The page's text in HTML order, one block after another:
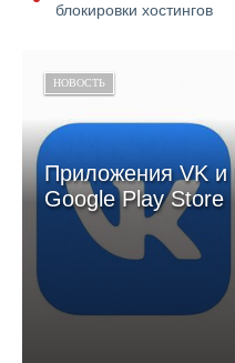
блокировки хостингов
НОВОСТЬ
Приложения VK
Google Play Store